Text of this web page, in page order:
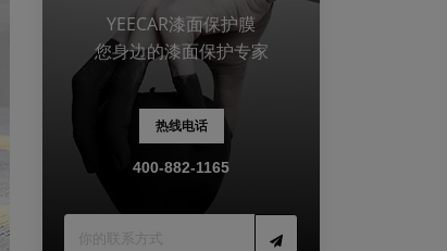
YEECAR漆面保护膜
您身边的漆面保护专家
热线电话
400-882-1165